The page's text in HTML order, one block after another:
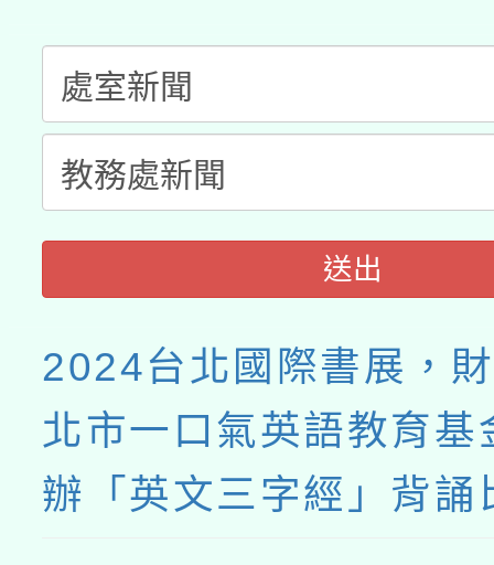
送出
2024台北國際書展，
北市一口氣英語教育基
辦「英文三字經」背誦